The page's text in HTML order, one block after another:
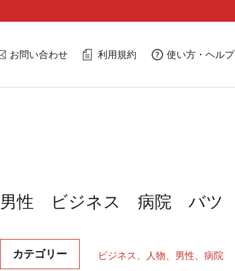
お問い合わせ 利用規約 使い方・ヘルプ
男性 ビジネス 病院 バツ
カテゴリー ビジネス 人物 男性 病院